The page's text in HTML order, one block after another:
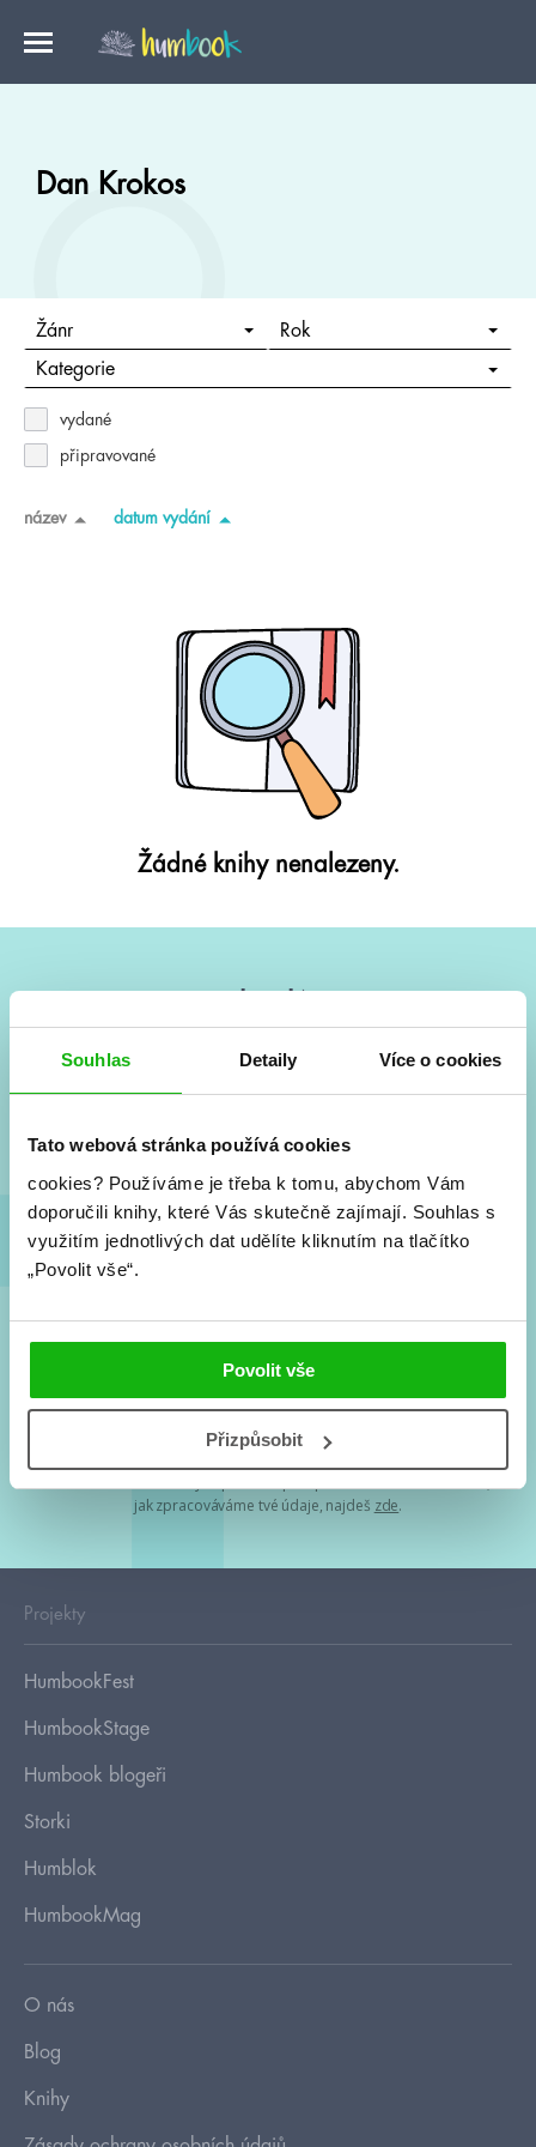
Souhlas Detaily Více o cookies
Tato webová stránka používá cookies
cookies? Používáme je třeba k tomu, abychom Vám
doporučili knihy, které Vás skutečně zajímají. Souhlas s
využitím jednotlivých dat udělíte kliknutím na tlačítko
„Povolit vše“.
Povolit vše
Přizpůsobit
Dan Krokos
Žánr Rok
Kategorie
vydané
připravované
název datum vydání
Žádné knihy nenalezeny.
Vše kolem #youngadult každý měsíc rovnou do mailu!
a seriálové adaptace a další.
Souhlasím spodmínkami zpracování osobních údajů
Tvá e-mailová adresa je u nás v bezpečí. Přečti si
jak zpracováváme tvé údaje, najdeš zde.
Projekty
HumbookFest
HumbookStage
Humbook blogeři
Storki
Humblok
HumbookMag
O nás
Blog
Knihy